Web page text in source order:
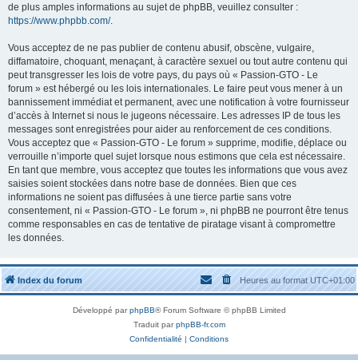
de plus amples informations au sujet de phpBB, veuillez consulter :
https://www.phpbb.com/.
Vous acceptez de ne pas publier de contenu abusif, obscène, vulgaire,
diffamatoire, choquant, menaçant, à caractère sexuel ou tout autre contenu qui
peut transgresser les lois de votre pays, du pays où « Passion-GTO - Le
forum » est hébergé ou les lois internationales. Le faire peut vous mener à un
bannissement immédiat et permanent, avec une notification à votre fournisseur
d’accès à Internet si nous le jugeons nécessaire. Les adresses IP de tous les
messages sont enregistrées pour aider au renforcement de ces conditions.
Vous acceptez que « Passion-GTO - Le forum » supprime, modifie, déplace ou
verrouille n’importe quel sujet lorsque nous estimons que cela est nécessaire.
En tant que membre, vous acceptez que toutes les informations que vous avez
saisies soient stockées dans notre base de données. Bien que ces
informations ne soient pas diffusées à une tierce partie sans votre
consentement, ni « Passion-GTO - Le forum », ni phpBB ne pourront être tenus
comme responsables en cas de tentative de piratage visant à compromettre
les données.
Index du forum Heures au formatUTC+01:00
Développé parphpBB® Forum Software © phpBB Limited
Traduit parphpBB-fr.com
Confidentialité | Conditions